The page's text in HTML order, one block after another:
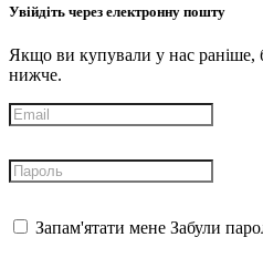
Увійдіть через електронну пошту
Якщо ви купували у нас раніше,
нижче.
Запам'ятати мене Забули